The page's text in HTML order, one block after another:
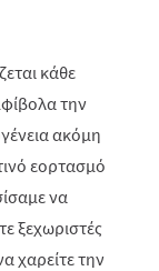
κάθε
την
ακόμη
εορτασμό
να
ξεχωριστές
χαρείτε την